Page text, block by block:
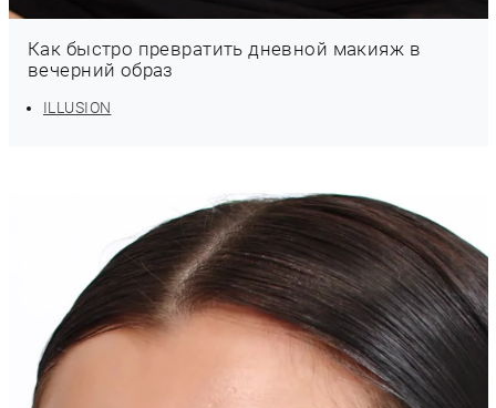
Как быстро превратить дневной макияж в
вечерний образ
ILLUSION